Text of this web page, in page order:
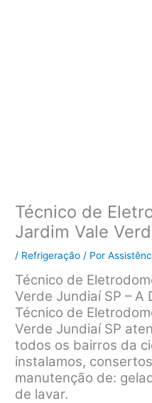
Técnico de
Jardim Vale
/ Refrigeração / Por
Técnico de
Verde Jundiaí SP – A
Técnico de
Verde Jundiaí SP
todos os bairros da
instalamos,
manutenção de:
de lavar.